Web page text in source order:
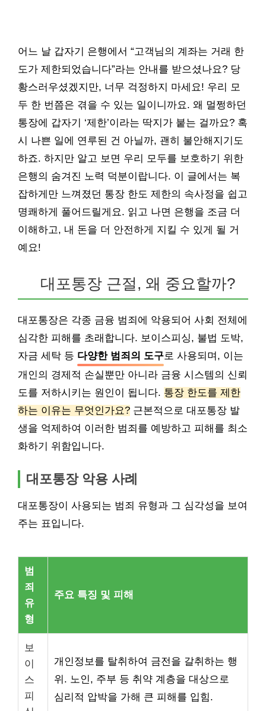
어느 날 갑자기 은행에서 “고객님의 계좌는 거래 한
도가 제한되었습니다”라는 안내를 받으셨나요? 당
황스러우셨겠지만, 너무 걱정하지 마세요! 우리 모
두 한 번쯤은 겪을 수 있는 일이니까요. 왜 멀쩡하던
통장에 갑자기 ‘제한’이라는 딱지가 붙는 걸까요? 혹
시 나쁜 일에 연루된 건 아닐까, 괜히 불안해지기도
하죠. 하지만 알고 보면 우리 모두를 보호하기 위한
은행의 숨겨진 노력 덕분이랍니다. 이 글에서는 복
잡하게만 느껴졌던 통장 한도 제한의 속사정을 쉽고
명쾌하게 풀어드릴게요. 읽고 나면 은행을 조금 더
이해하고, 내 돈을 더 안전하게 지킬 수 있게 될 거
예요!
대포통장 근절, 왜 중요할까?
대포통장은 각종 금융 범죄에 악용되어 사회 전체에
심각한 피해를 초래합니다. 보이스피싱, 불법 도박,
자금 세탁 등 다양한 범죄의 도구로 사용되며, 이는
개인의 경제적 손실뿐만 아니라 금융 시스템의 신뢰
도를 저하시키는 원인이 됩니다. 통장 한도를 제한
하는 이유는 무엇인가요? 근본적으로 대포통장 발
생을 억제하여 이러한 범죄를 예방하고 피해를 최소
화하기 위함입니다.
대포통장 악용 사례
대포통장이 사용되는 범죄 유형과 그 심각성을 보여
주는 표입니다.
범
죄
유
형
주요 특징 및 피해
보
이
스
피
개인정보를 탈취하여 금전을 갈취하는 행
위. 노인, 주부 등 취약 계층을 대상으로
심리적 압박을 가해 큰 피해를 입힘.